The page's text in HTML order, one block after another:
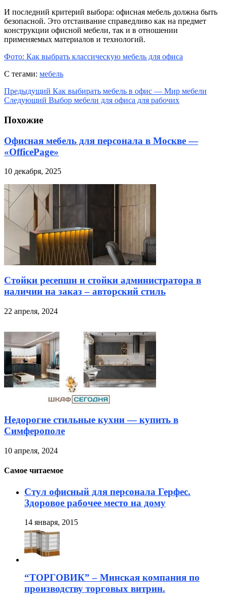
И последний критерий выбора: офисная мебель должна быть
безопасной. Это отстаивание справедливо как на предмет
конструкции офисной мебели, так и в отношении
применяемых материалов и технологий.
Фото: Как выбрать классическую мебель для офиса
С тегами: мебель
Предыдущий Как выбирать мебель в офис — Мир мебели
Следующий Выбор мебели для офиса для рабочих
Похожие
Офисная мебель для персонала в Москве —
«OfficePage»
10 декабря, 2025
Стойки ресепшн и стойки администратора в
наличии на заказ – авторский стиль
22 апреля, 2024
Недорогие стильные кухни — купить в
Симферополе
10 апреля, 2024
Самое читаемое
Стул офисный для персонала Герфес.
Здоровое рабочее место на дому
14 января, 2015
“ТОРГОВИК” – Минская компания по
производству торговых витрин.